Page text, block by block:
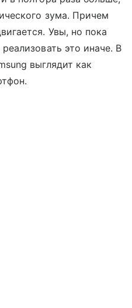
зума. Причем
Увы, но пока
это иначе. В
выглядит как